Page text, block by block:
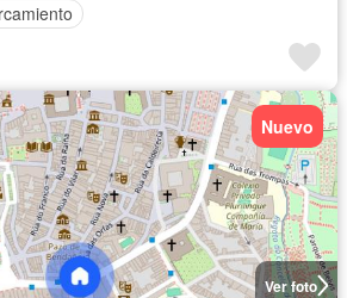
Ver foto
Nuevo